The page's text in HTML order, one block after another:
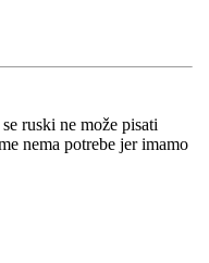
ruski ne može pisati
nema potrebe jer imamo